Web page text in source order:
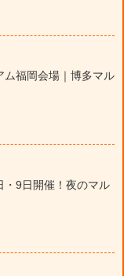
ム福岡会場｜博多マル
9日開催！夜のマル